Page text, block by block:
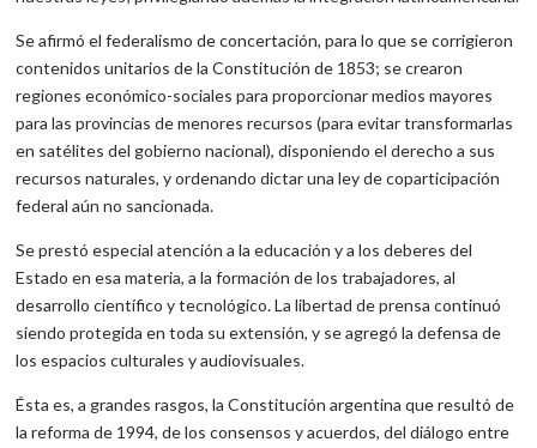
Se afirmó el federalismo de concertación, para lo que se corrigieron
contenidos unitarios de la Constitución de 1853; se crearon
regiones económico-sociales para proporcionar medios mayores
para las provincias de menores recursos (para evitar transformarlas
en satélites del gobierno nacional), disponiendo el derecho a sus
recursos naturales, y ordenando dictar una ley de coparticipación
federal aún no sancionada.
Se prestó especial atención a la educación y a los deberes del
Estado en esa materia, a la formación de los trabajadores, al
desarrollo científico y tecnológico. La libertad de prensa continuó
siendo protegida en toda su extensión, y se agregó la defensa de
los espacios culturales y audiovisuales.
Ésta es, a grandes rasgos, la Constitución argentina que resultó de
la reforma de 1994, de los consensos y acuerdos, del diálogo entre